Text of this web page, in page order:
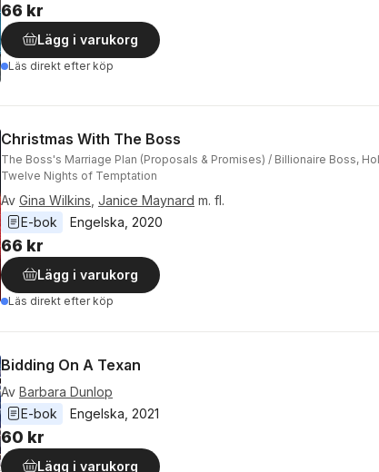
66 kr
Lägg i varukorg
Läs direkt efter köp
Christmas With The Boss
The Boss's Marriage Plan (Proposals & Promises) / Billionaire Boss,
Twelve Nights of Temptation
Av Gina Wilkins Janice Maynard m. fl.
E-bok
Engelska 2020
66 kr
Lägg i varukorg
Läs direkt efter köp
Bidding On A Texan
Av Barbara Dunlop
E-bok
Engelska 2021
60 kr
Lägg i varukorg